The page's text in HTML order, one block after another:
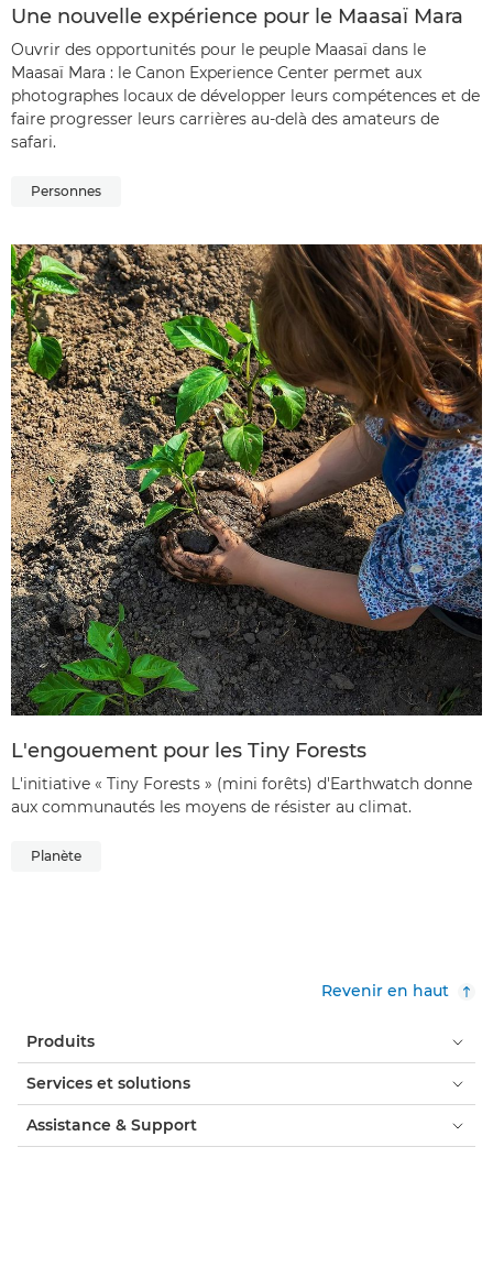
Une nouvelle expérience pour le Maasaï Mara
Ouvrir des opportunités pour le peuple Maasaï dans le
Maasaï Mara : le Canon Experience Center permet aux
photographes locaux de développer leurs compétences et de
faire progresser leurs carrières au-delà des amateurs de
safari.
Personnes
L'engouement pour les Tiny Forests
L'initiative « Tiny Forests » (mini forêts) d'Earthwatch donne
aux communautés les moyens de résister au climat.
Planète
Revenir en haut
Produits
Services et solutions
Assistance & Support